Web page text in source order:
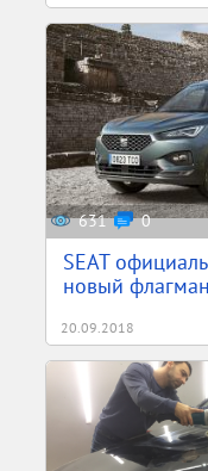
631 0
SEAT
новый
20.09.2018